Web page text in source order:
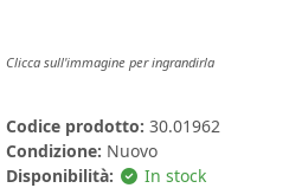
Clicca sull'immagine per ingrandirla
Codice prodotto: 30.01962
Condizione: Nuovo
Disponibilità:
In stock